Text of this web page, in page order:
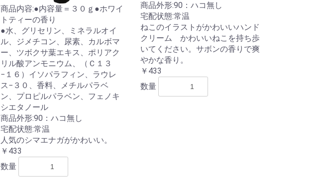
商品内容:●内容量＝３０ｇ●ホワイ
トティーの香り
●水、グリセリン、ミネラルオイ
ル、ジメチコン、尿素、カルボマ
ー、ツボクサ葉エキス、ポリアク
リル酸アンモニウム、（Ｃ１３
−１６）イソパラフィン、ラウレ
ス−３０、香料、メチルパラベ
ン、プロピルパラベン、フェノキ
シエタノール
商品外形:90：ハコ無し
宅配状態:常温
人気のシマエナガがかわいい。
￥433
数量
商品外形:90：ハコ無し
宅配状態:常温
ねこのイラストがかわいいハンド
クリーム かわいいねこを持ち歩
いてください。サボンの香りで爽
やかな香り。
￥433
数量